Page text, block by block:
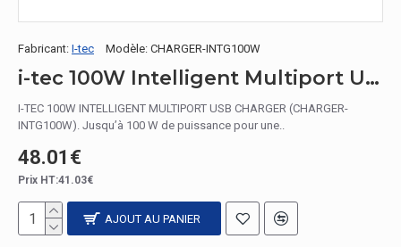
Fabricant: I-tec Modèle: CHARGER-INTG100W
i-tec 100W Intelligent Multiport USB Charger
I-TEC 100W INTELLIGENT MULTIPORT USB CHARGER (CHARGER-
INTG100W). Jusqu’à 100 W de puissance pour une..
48.01€
Prix HT:41.03€
AJOUT AU PANIER